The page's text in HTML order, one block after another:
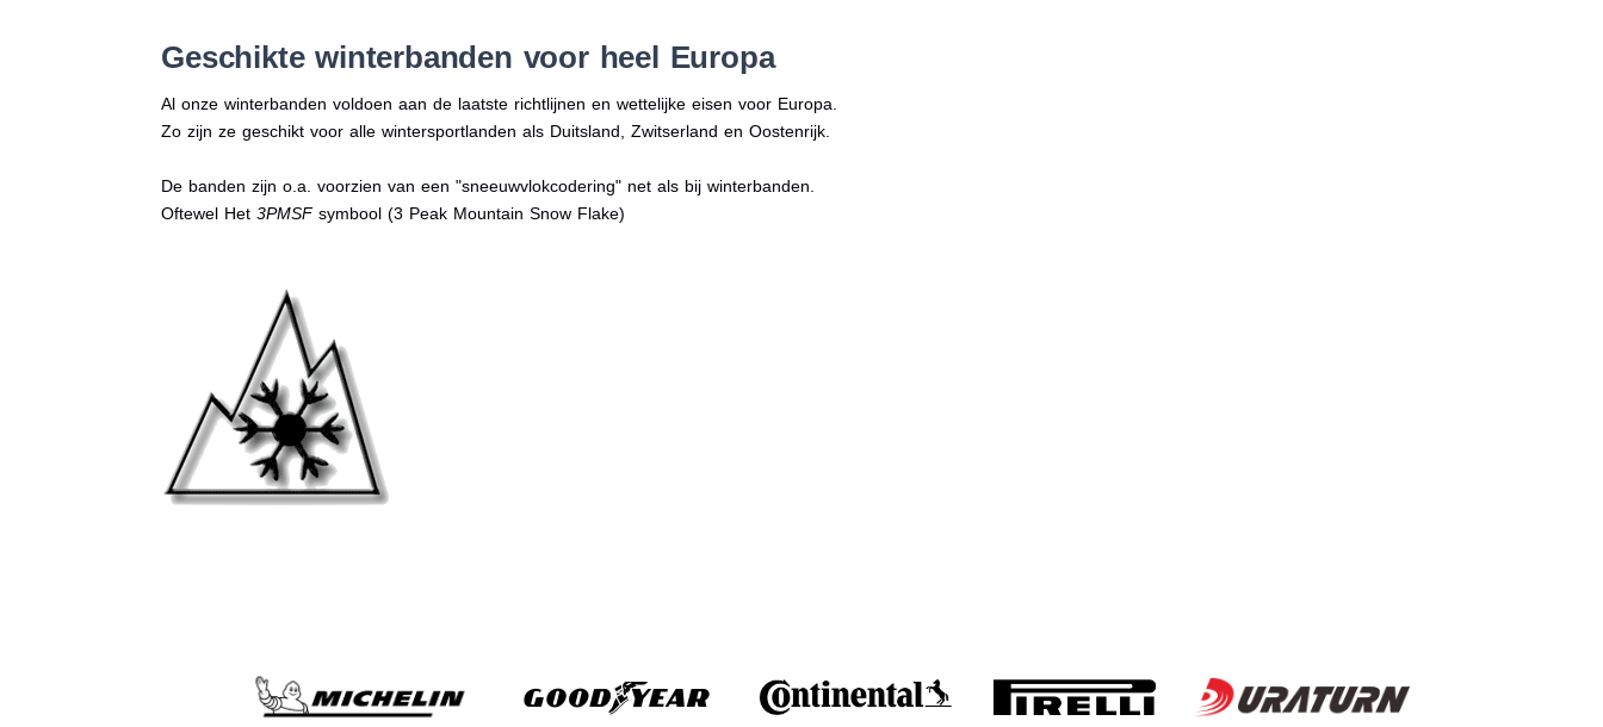
Geschikte winterbanden voor heel Europa
Al onze winterbanden voldoen aan de laatste richtlijnen en wettelijke eisen voor Europa.
Zo zijn ze geschikt voor alle wintersportlanden als Duitsland, Zwitserland en Oostenrijk.
De banden zijn o.a. voorzien van een "sneeuwvlokcodering" net als bij winterbanden.
Oftewel Het3PMSFsymbool (3 Peak Mountain Snow Flake)